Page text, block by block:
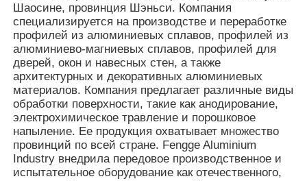
Профили алюминиевого окна
Алюминиевые дверные профили
Промышленная экструзия алюминия
Аксессуары из алюминиевого профиля
Преимущества
суровых условиях, таких как
прибрежные районы и районы с
кислотными дождями.
3. Алюминиевый сплав может быть
переработан и сохраняет
относительно высокую остаточную
стоимость после утилизации. Это
соответствует концепциям
«зеленого строительства» и
устойчивого развития, и не
вызывает загрязнения
строительными отходами.
4. Алюминий имеет низкую
Шаосине, провинция Шэньси. Компания
специализируется на производстве и переработке
профилей из алюминиевых сплавов, профилей из
алюминиево-магниевых сплавов, профилей для
дверей, окон и навесных стен, а также
архитектурных и декоративных алюминиевых
материалов. Компания предлагает различные виды
обработки поверхности, такие как анодирование,
электрохимическое травление и порошковое
напыление. Ее продукция охватывает множество
провинций по всей стране. Fengge Aluminium
Industry внедрила передовое производственное и
испытательное оборудование как отечественного,